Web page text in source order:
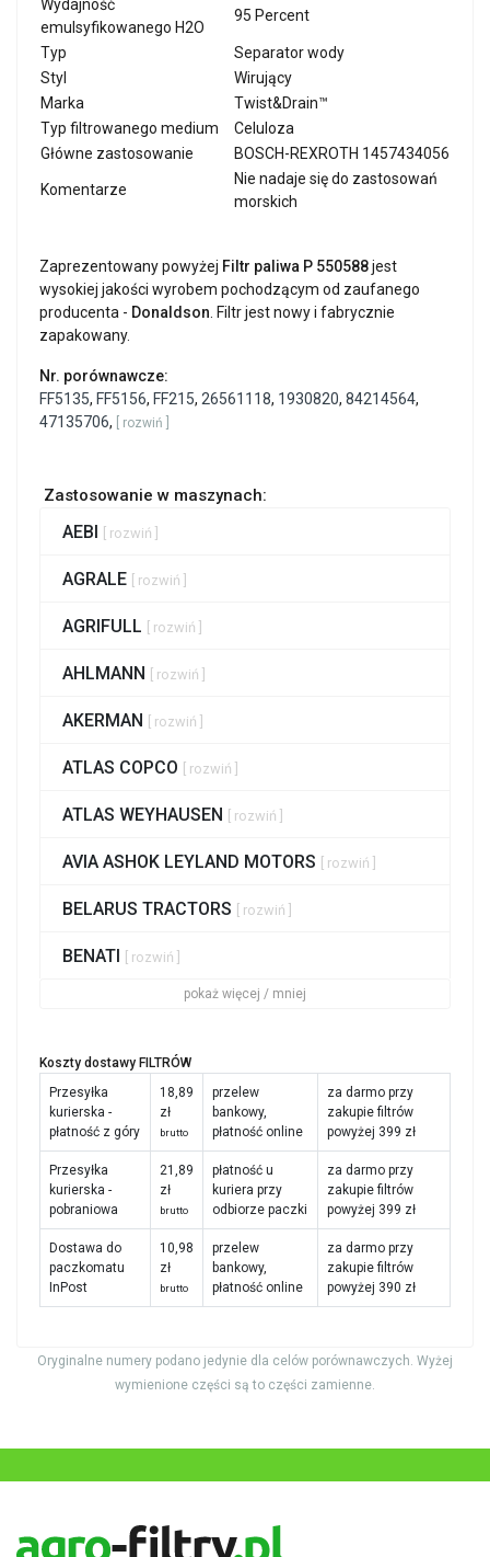
Wydajność
emulsyfikowanego H2O
95 Percent
Typ
Separator wody
Styl
Wirujący
Marka
Twist&Drain™
Typ filtrowanego medium
Celuloza
Główne zastosowanie
BOSCH-REXROTH 1457434056
Komentarze
Nie nadaje się do zastosowań
morskich
Zaprezentowany powyżej Filtr paliwa P 550588jest
wysokiej jakości wyrobem pochodzącym od zaufanego
producenta - Donaldson . Filtr jest nowy i fabrycznie
zapakowany.
Nr. porównawcze:
FF5135, FF5156, FF215, 26561118, 1930820, 84214564,
47135706, [ rozwiń ]
Zastosowanie w maszynach:
AEBI [ rozwiń ]
AGRALE [ rozwiń ]
AGRIFULL [ rozwiń ]
AHLMANN [ rozwiń ]
AKERMAN [ rozwiń ]
ATLAS COPCO [ rozwiń ]
ATLAS WEYHAUSEN [ rozwiń ]
AVIA ASHOK LEYLAND MOTORS [ rozwiń ]
BELARUS TRACTORS [ rozwiń ]
BENATI [ rozwiń ]
pokaż więcej / mniej
Koszty dostawy FILTRÓW
Przesyłka
kurierska -
płatność z góry
18,89
zł
brutto
przelew
bankowy,
płatność online
za darmo przy
zakupie filtrów
powyżej 399 zł
Przesyłka
kurierska -
pobraniowa
21,89
zł
brutto
płatność u
kuriera przy
odbiorze paczki
za darmo przy
zakupie filtrów
powyżej 399 zł
Dostawa do
paczkomatu
InPost
10,98
zł
brutto
przelew
bankowy,
płatność online
za darmo przy
zakupie filtrów
powyżej 390 zł
Oryginalne numery podano jedynie dla celów porównawczych. Wyżej
wymienione części są to części zamienne.